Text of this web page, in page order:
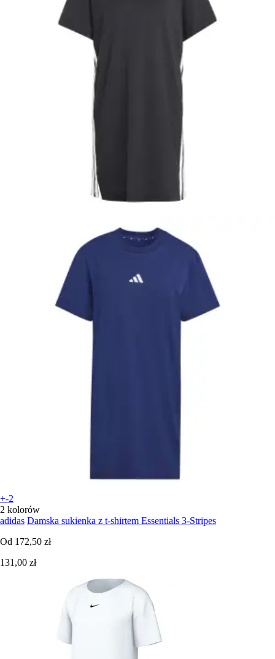
+-2
2 kolorów
adidas Damska sukienka z t-shirtem Essentials 3-Stripes
Od 172,50 zł
131,00 zł